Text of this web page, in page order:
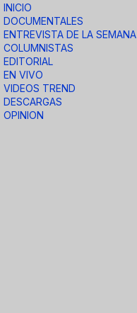
INICIO
DOCUMENTALES
ENTREVISTA DE LA SEMANA
COLUMNISTAS
EDITORIAL
EN VIVO
VIDEOS TREND
DESCARGAS
OPINION